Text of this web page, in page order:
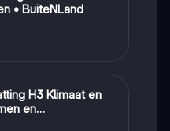
• BuiteNLand
H3 Klimaat en
en